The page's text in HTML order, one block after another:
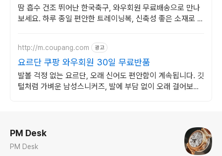
땀 흡수 건조 뛰어난 한국축구, 와우회원 무료배송으로 만나
보세요. 하루 종일 편안한 트레이닝복, 신축성 좋은 소재로 활
http://m.coupang.com 광고
요르단 쿠팡 와우회원 30일 무료반품
발볼 걱정 없는 요르단, 오래 신어도 편안함이 계속됩니다. 깃
털처럼 가벼운 남성스니커즈, 발에 부담 없이 오래 걸어보세
PM Desk
PM Desk